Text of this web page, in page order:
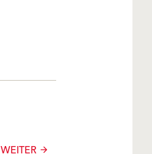
WEITER arrow_forward